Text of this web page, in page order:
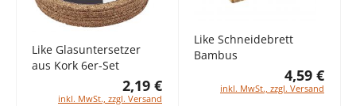
Like Glasuntersetzer
aus Kork 6er-Set
2,19 €
inkl. MwSt., zzgl. Versand
Like Schneidebrett
Bambus
4,59 €
inkl. MwSt., zzgl. Versand